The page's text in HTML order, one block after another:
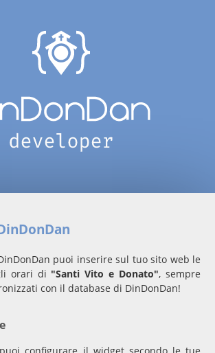
puoi inserire sul tuo sito web le
orari di "Santi Vito e Donato", sempre
con il database di DinDonDan!
configurare il widget secondo le tue